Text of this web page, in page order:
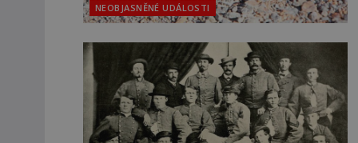
NEOBJASNĚNÉ UDÁLOSTI